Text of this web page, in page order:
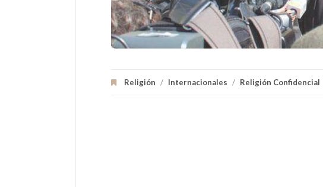
Religión / Internacionales / Religión Confidencial